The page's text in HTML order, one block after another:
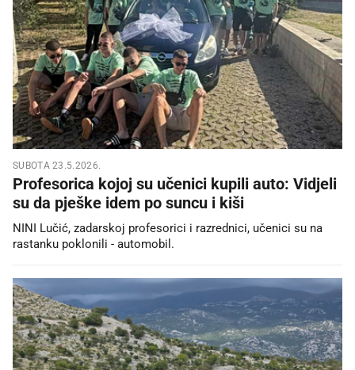
SUBOTA 23.5.2026.
Profesorica kojoj su učenici kupili auto: Vidjeli
su da pješke idem po suncu i kiši
NINI Lučić, zadarskoj profesorici i razrednici, učenici su na
rastanku poklonili - automobil.